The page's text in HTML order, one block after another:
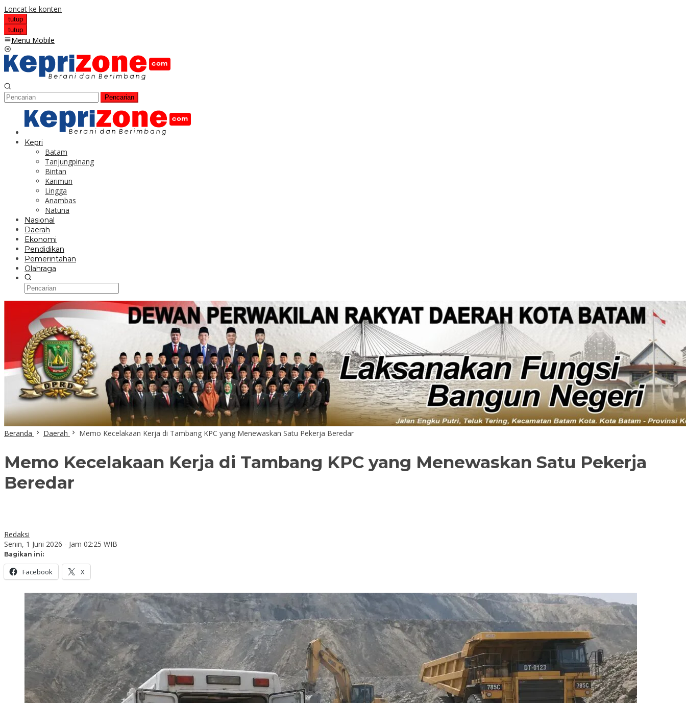
Loncat ke konten
tutup
tutup
Menu Mobile
Pencarian
Kepri
Batam
Tanjungpinang
Bintan
Karimun
Lingga
Anambas
Natuna
Nasional
Daerah
Ekonomi
Pendidikan
Pemerintahan
Olahraga
Beranda Daerah Memo Kecelakaan Kerja di Tambang KPC yang Menewaskan Satu Pekerja Beredar
Memo Kecelakaan Kerja di Tambang KPC yang Menewaskan Satu Pekerja
Beredar
Redaksi
Senin, 1 Juni 2026 - Jam 02:25 WIB
Bagikan ini:
Facebook X